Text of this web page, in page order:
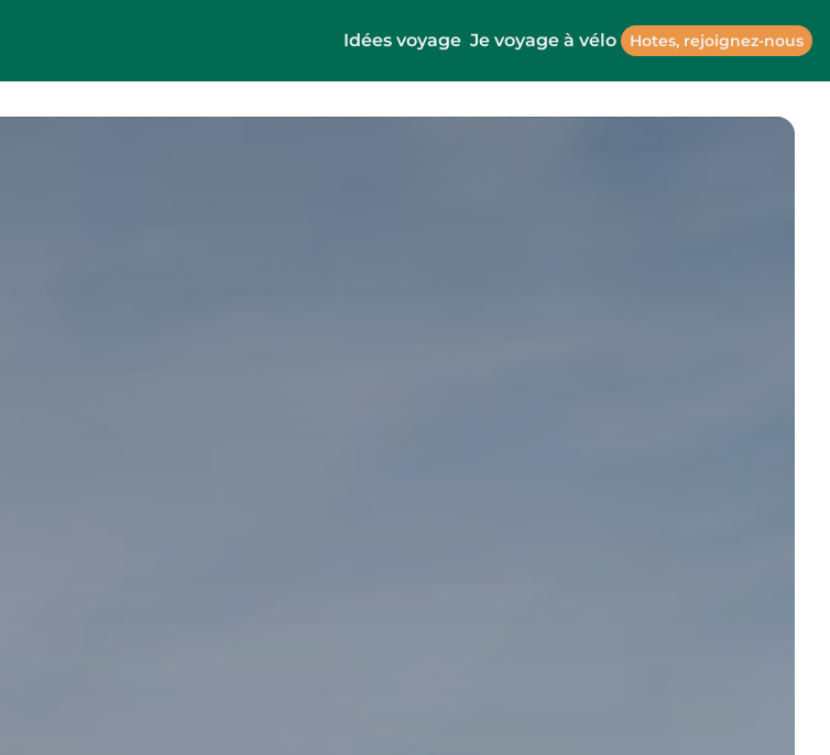
Idées voyage Je voyage à vélo Hotes, rejoignez-nous